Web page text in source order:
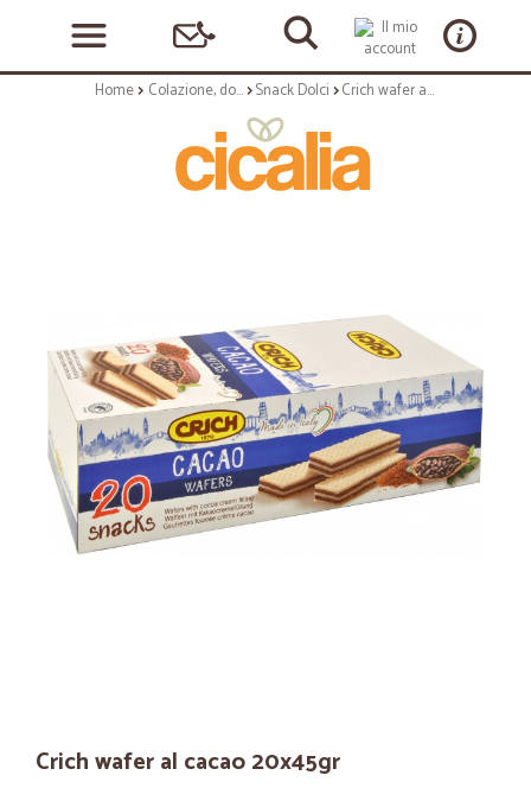
Home Colazione, dolciumi e snack Snack Dolci Crich wafer al cacao 20x45gr
Crich wafer al cacao 20x45gr